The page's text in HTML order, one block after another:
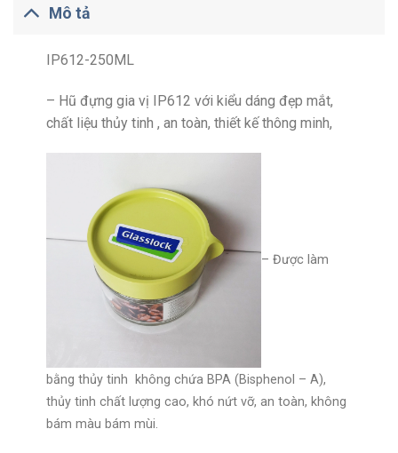
Mô tả
IP612-250ML
– Hũ đựng gia vị IP612 với kiểu dáng đẹp mắt,
chất liệu thủy tinh , an toàn, thiết kế thông minh,
– Được làm
bằng thủy tinh không chứa BPA (Bisphenol – A),
thủy tinh chất lượng cao, khó nứt vỡ, an toàn, không
bám màu bám mùi.